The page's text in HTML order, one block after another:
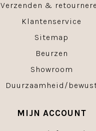
Verzenden &
Klantenservice
Sitemap
Beurzen
Showroom
Duurzaamheid/
MIJN ACCOUNT